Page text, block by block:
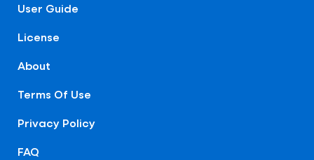
User Guide
License
About
Terms Of Use
Privacy Policy
FAQ